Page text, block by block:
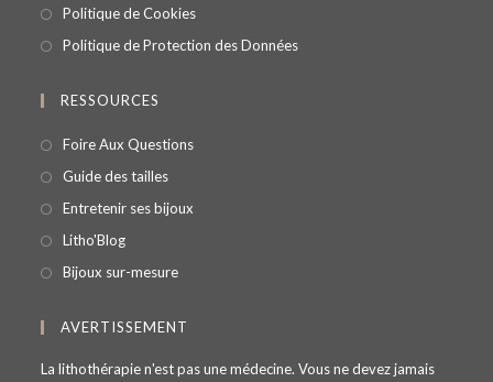
Politique de Cookies
Politique de Protection des Données
RESSOURCES
Foire Aux Questions
Guide des tailles
Entretenir ses bijoux
Litho'Blog
Bijoux sur-mesure
AVERTISSEMENT
La lithothérapie n'est pas une médecine. Vous ne devez jamais